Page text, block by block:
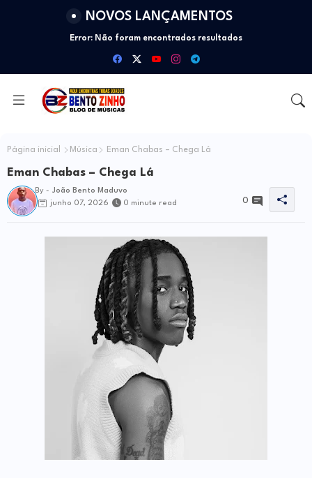
NOVOS LANÇAMENTOS
Error: Não foram encontrados resultados
Página inicial Música Eman Chabas – Chega Lá
Eman Chabas – Chega Lá
By - João Bento Maduvo
junho 07, 2026
0 minute read 0